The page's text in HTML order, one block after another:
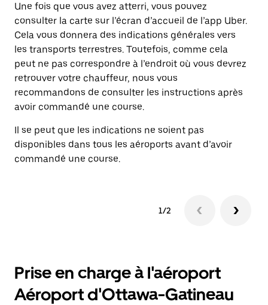
Une fois que vous avez atterri, vous pouvez
consulter la carte sur l’écran d’accueil de l’app Uber.
Cela vous donnera des indications générales vers
les transports terrestres. Toutefois, comme cela
peut ne pas correspondre à l’endroit où vous devrez
retrouver votre chauffeur, nous vous
recommandons de consulter les instructions après
avoir commandé une course.
Il se peut que les indications ne soient pas
disponibles dans tous les aéroports avant d’avoir
commandé une course.
1/2
Prise en charge à l'aéroport
Aéroport d'Ottawa-Gatineau